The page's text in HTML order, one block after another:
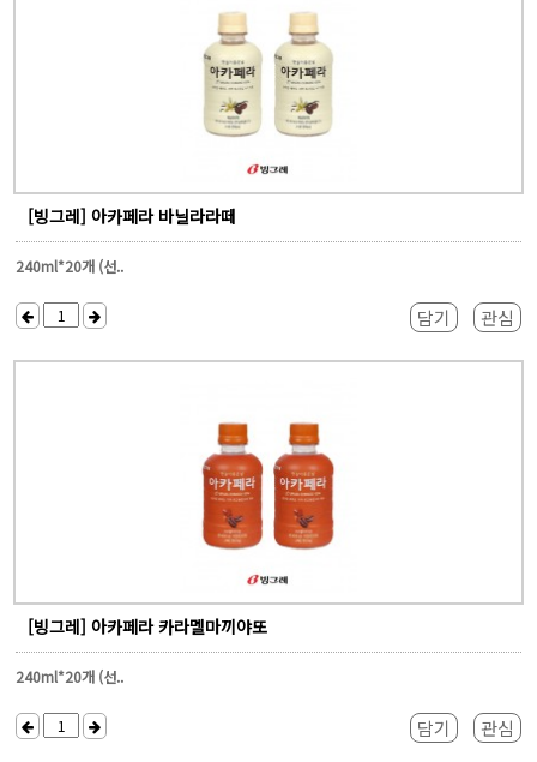
[빙그레] 아카페라 바닐라라떼
240ml*20개 (선..
담기 관심
[빙그레] 아카페라 카라멜마끼야또
240ml*20개 (선..
담기 관심